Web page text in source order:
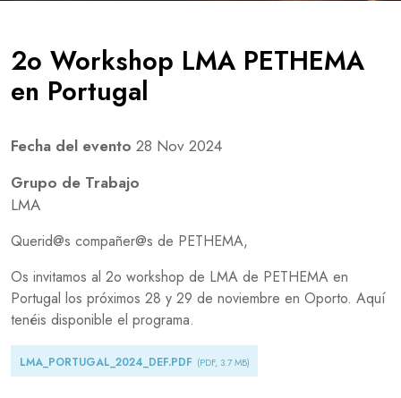
2o Workshop LMA PETHEMA
en Portugal
Fecha del evento 28 Nov 2024
Grupo de Trabajo
LMA
Querid@s compañer@s de PETHEMA,
Os invitamos al 2o workshop de LMA de PETHEMA en
Portugal los próximos 28 y 29 de noviembre en Oporto. Aquí
tenéis disponible el programa.
Document
LMA_PORTUGAL_2024_DEF.PDF (PDF, 3.7 MB)